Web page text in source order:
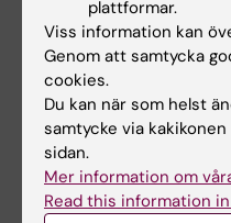
Uppdaterad av:
Webb Admin
Dela
plattformar.
Viss information kan
Genom att samtycka
cookies.
Du kan när som helst
samtycke via
sidan.
Mer information om
Read this information in